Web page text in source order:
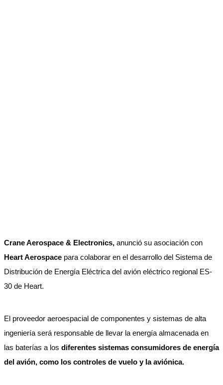
Crane Aerospace & Electronics, anunció su asociación con
Heart Aerospace para colaborar en el desarrollo del Sistema de
Distribución de Energía Eléctrica del avión eléctrico regional ES-
30 de Heart.
El proveedor aeroespacial de componentes y sistemas de alta
ingeniería será responsable de llevar la energía almacenada en
las baterías a los diferentes sistemas consumidores de energía
del avión, como los controles de vuelo y la aviónica.